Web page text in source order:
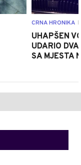
CRNA HRONIKA
UHAPŠEN
UDARIO
SA MJESTA